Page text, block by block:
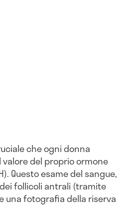
che ogni donna
del proprio ormone
Questo esame del sangue,
follicoli antrali (tramite
una fotografia della riserva